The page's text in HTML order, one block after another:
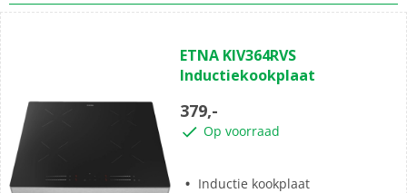
van
de
sterren.
1
ETNA KIV364RVS
Inductiekookplaat
379,-
Op voorraad
Inductie kookplaat